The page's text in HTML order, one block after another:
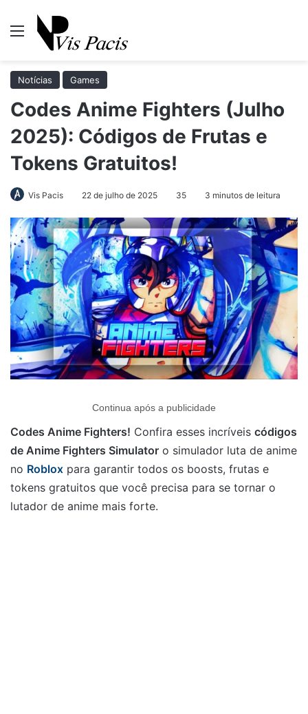
Menu
Notícias Games
Codes Anime Fighters (Julho
2025): Códigos de Frutas e
Tokens Gratuitos!
Vis Pacis 22 de julho de 2025 35 3 minutos de leitura
Continua após a publicidade
Codes Anime Fighters! Confira esses incríveis códigos
de Anime Fighters Simulator o simulador luta de anime
no Roblox para garantir todos os boosts, frutas e
tokens gratuitos que você precisa para se tornar o
lutador de anime mais forte.